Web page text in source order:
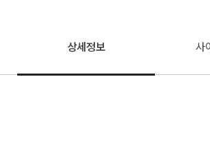
상세정보 사